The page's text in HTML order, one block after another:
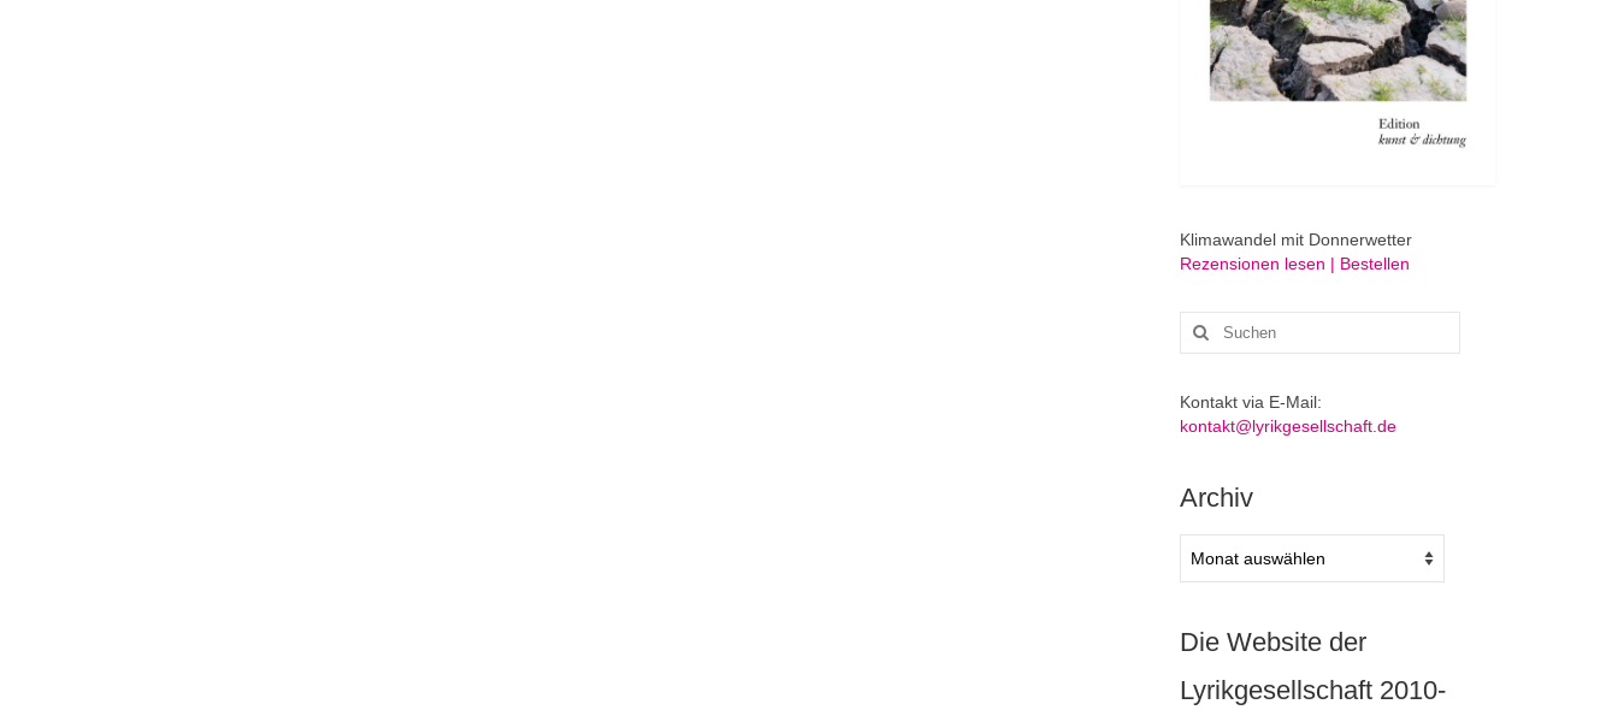
Klimawandel mit Donnerwetter
Rezensionen lesen | Bestellen
Suchen
nach:
Kontakt via E-Mail:
kontakt@lyrikgesellschaft.de
Archiv
Die Website der
Lyrikgesellschaft 2010-